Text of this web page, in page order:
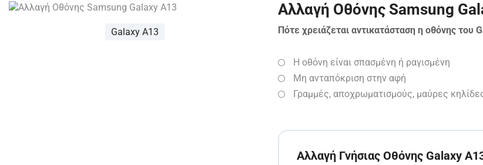
Galaxy A13
Αλλαγή Οθόνης Samsung
Πότε χρειάζεται αντικατάσταση η οθόνης του
Η οθόνη είναι σπασμένη ή ραγισμένη
Μη ανταπόκριση στην αφή
Γραμμές, αποχρωματισμούς, μαύρες
Αλλαγή Γνήσιας Οθόνης Galaxy